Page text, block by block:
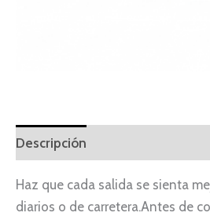
Descripción
Haz que cada salida se sienta
diarios o de carretera.Antes de